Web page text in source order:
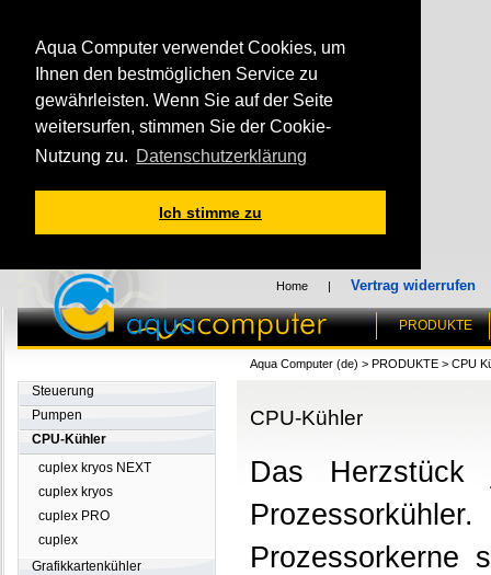
Aqua Computer verwendet Cookies, um
Ihnen den bestmöglichen Service zu
gewährleisten. Wenn Sie auf der Seite
weitersurfen, stimmen Sie der Cookie-
Nutzung zu. Datenschutzerklärung
Ich stimme zu
Home | Vertrag widerrufen
PRODUKTE
Steuerung
Pumpen
CPU-Kühler
cuplex kryos NEXT
cuplex kryos
cuplex PRO
cuplex
Grafikkartenkühler
Aqua Computer (de) > PRODUKTE > CPU
CPU-Kühler
Das Herzstück
Prozessorkerne